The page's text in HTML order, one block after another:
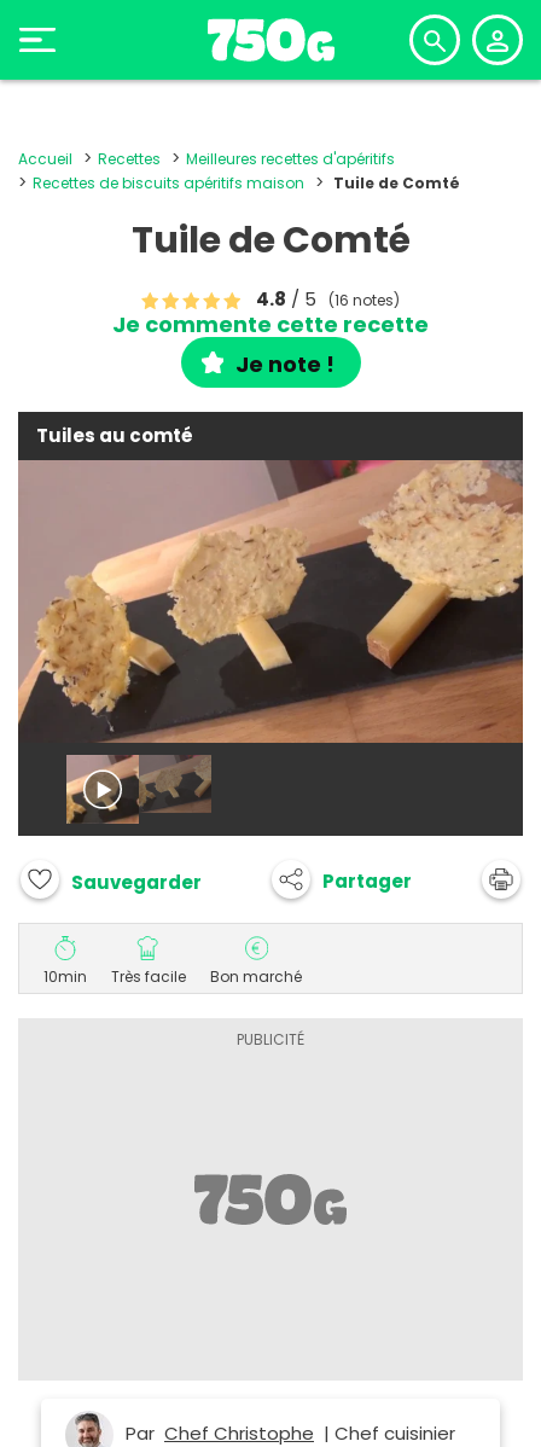
Accueil Recettes
Meilleures recettes d'apéritifs
Recettes de biscuits apéritifs maison
Tuile de Comté
Tuile de Comté
4.8 / 5 (16 notes)
Je commente cette recette
Je note !
Tuiles au comté
Sauvegarder Partager
10min Très facile Bon marché
Par Chef Christophe | Chef cuisinier